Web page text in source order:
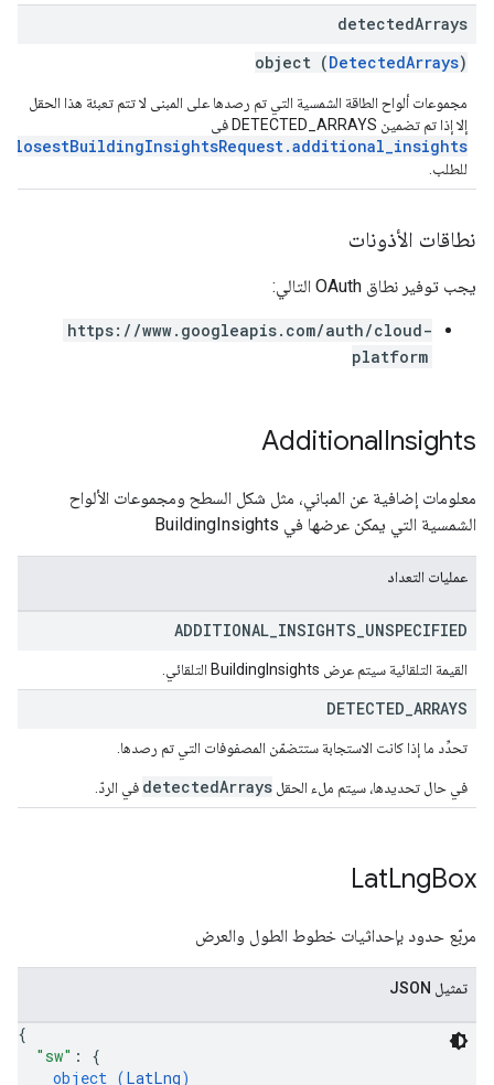
detectedArrays
object (DetectedArrays)
مجموعات ألواح الطاقة الشمسية التي تم رصدها على المبنى لا تتم تعبئة هذا الحقل
إلا إذا تم تضمين DETECTED_ARRAYS في
للطلب.
نطاقات الأذونات
يجب توفير نطاق OAuth التالي:
https://www.googleapis.com/auth/cloud-
platform
AdditionalInsights
معلومات إضافية عن المباني، مثل شكل السطح ومجموعات الألواح
الشمسية التي يمكن عرضها في BuildingInsights
عمليات التعداد
ADDITIONAL INSIGHTS UNSPECIFIED
القيمة التلقائية سيتم عرض BuildingInsights التلقائي.
DETECTED ARRAYS
تحدِّد ما إذا كانت الاستجابة ستتضمّن المصفوفات التي تم رصدها.
في حال تحديدها، سيتم ملء الحقل detectedArrays في الردّ.
LatLngBox
مربّع حدود بإحداثيات خطوط الطول والعرض
تمثيل JSON
{
"sw" : {
object (LatLng)